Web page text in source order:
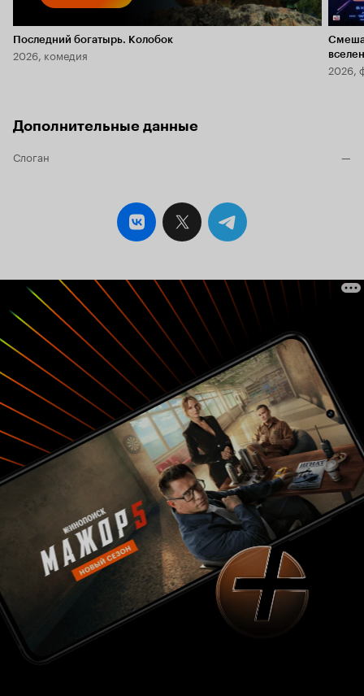
Последний богатырь. Колобок
2026, комедия
2026,
Дополнительные данные
Слоган —